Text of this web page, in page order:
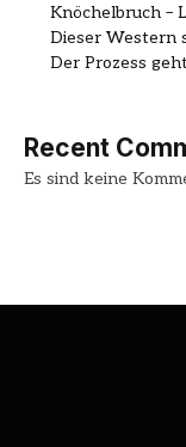
Knöchelbruch –
Dieser Western
Der Prozess
Recent
Es sind keine